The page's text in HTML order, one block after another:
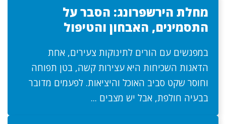
מחלת הירשפרונג: הסבר על
התסמינים, האבחון והטיפול
במפגשים עם הורים לתינוקות צעירים, אחת
הדאגות השכיחות היא עצירות קשה, בטן תפוחה
וחוסר שקט סביב האוכל והיציאות. לפעמים מדובר
בבעיה חולפת, אבל יש מצבים ...